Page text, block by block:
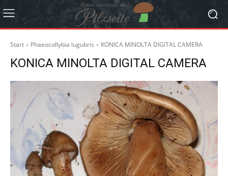
Start Phaeocollybia lugubris KONICA MINOLTA DIGITAL CAMERA
KONICA MINOLTA DIGITAL CAMERA